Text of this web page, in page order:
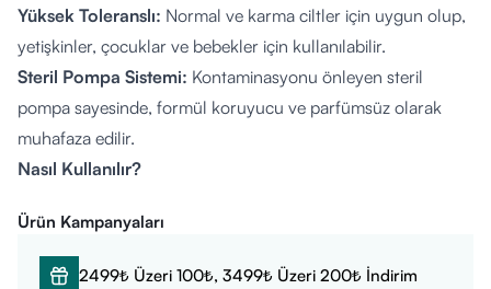
Yüksek Toleranslı: Normal ve karma ciltler için uygun olup,
yetişkinler, çocuklar ve bebekler için kullanılabilir.
Steril Pompa Sistemi: Kontaminasyonu önleyen steril
pompa sayesinde, formül koruyucu ve parfümsüz olarak
muhafaza edilir.
Nasıl Kullanılır?
çevresine uygulayın.
Parmak uçlarınıza ürünü alıp, yüzünüze, boynunuza ve göz
Ürün Kampanyaları
2499₺ Üzeri 100₺, 3499₺ Üzeri 200₺ İndirim